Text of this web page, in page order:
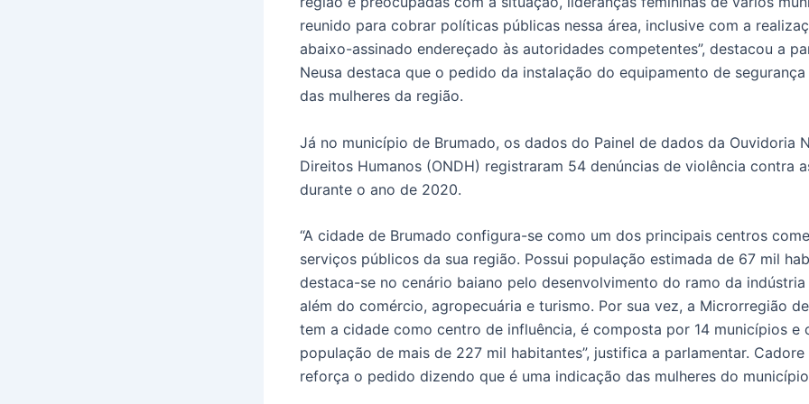
reunido para cobrar políticas públicas nessa área, inclusive com a
abaixo-assinado endereçado às autoridades competentes”, destacou a
Neusa destaca que o pedido da instalação do equipamento de
das mulheres da região.
Já no município de Brumado, os dados do Painel de dados da Ouvidoria
Direitos Humanos (ONDH) registraram 54 denúncias de violência contra
durante o ano de 2020.
“A cidade de Brumado configura-se como um dos principais centros
serviços públicos da sua região. Possui população estimada de 67 mil
destaca-se no cenário baiano pelo desenvolvimento do ramo da indústria
além do comércio, agropecuária e turismo. Por sua vez, a Microrregião
tem a cidade como centro de influência, é composta por 14 municípios e
população de mais de 227 mil habitantes”, justifica a parlamentar.
reforça o pedido dizendo que é uma indicação das mulheres do